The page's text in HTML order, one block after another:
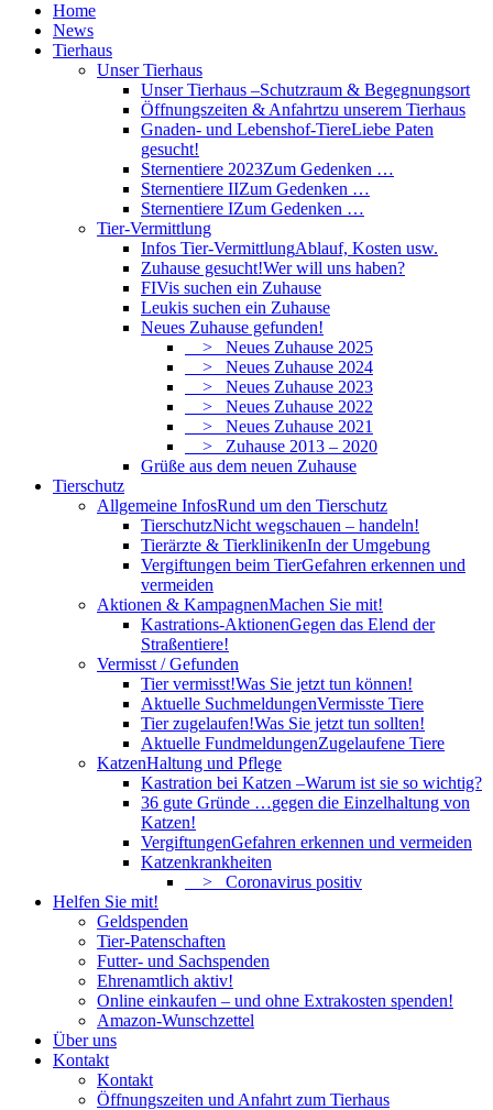
Home
News
Tierhaus
Unser Tierhaus
Unser Tierhaus –Schutzraum & Begegnungsort
Öffnungszeiten & Anfahrtzu unserem Tierhaus
Gnaden- und Lebenshof-TiereLiebe Paten
gesucht!
Sternentiere 2023Zum Gedenken …
Sternentiere IIZum Gedenken …
Sternentiere IZum Gedenken …
Tier-Vermittlung
Infos Tier-VermittlungAblauf, Kosten usw.
Zuhause gesucht!Wer will uns haben?
FIVis suchen ein Zuhause
Leukis suchen ein Zuhause
Neues Zuhause gefunden!
> Neues Zuhause 2025
> Neues Zuhause 2024
> Neues Zuhause 2023
> Neues Zuhause 2022
> Neues Zuhause 2021
> Zuhause 2013 – 2020
Grüße aus dem neuen Zuhause
Tierschutz
Allgemeine InfosRund um den Tierschutz
TierschutzNicht wegschauen – handeln!
Tierärzte & TierklinikenIn der Umgebung
Vergiftungen beim TierGefahren erkennen und
vermeiden
Aktionen & KampagnenMachen Sie mit!
Kastrations-AktionenGegen das Elend der
Straßentiere!
Vermisst / Gefunden
Tier vermisst!Was Sie jetzt tun können!
Aktuelle SuchmeldungenVermisste Tiere
Tier zugelaufen!Was Sie jetzt tun sollten!
Aktuelle FundmeldungenZugelaufene Tiere
KatzenHaltung und Pflege
Kastration bei Katzen –Warum ist sie so wichtig?
36 gute Gründe …gegen die Einzelhaltung von
Katzen!
VergiftungenGefahren erkennen und vermeiden
Katzenkrankheiten
> Coronavirus positiv
Helfen Sie mit!
Geldspenden
Tier-Patenschaften
Futter- und Sachspenden
Ehrenamtlich aktiv!
Online einkaufen – und ohne Extrakosten spenden!
Amazon-Wunschzettel
Über uns
Kontakt
Kontakt
Öffnungszeiten und Anfahrt zum Tierhaus